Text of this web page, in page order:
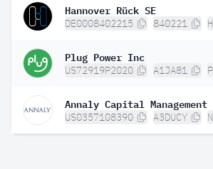
Hannover Rück SE
DE0008402215 840221
Plug Power Inc
US72919P2020 A1JA81
Annaly Capital
US0357108390 A3DUCY